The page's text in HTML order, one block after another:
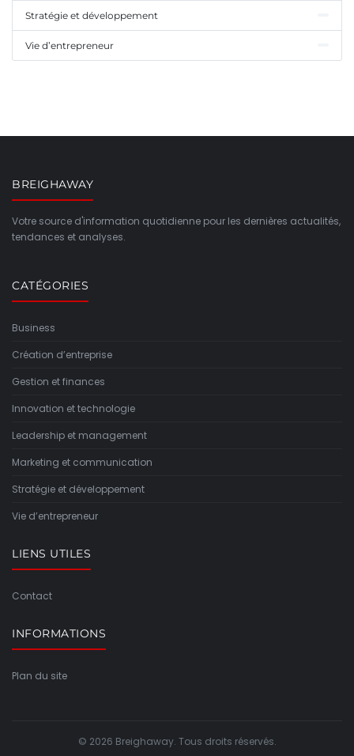
Stratégie et développement
Vie d’entrepreneur
BREIGHAWAY
Votre source d'information quotidienne pour les dernières actualités,
tendances et analyses.
CATÉGORIES
Business
Création d’entreprise
Gestion et finances
Innovation et technologie
Leadership et management
Marketing et communication
Stratégie et développement
Vie d’entrepreneur
LIENS UTILES
Contact
INFORMATIONS
Plan du site
© 2026 Breighaway. Tous droits réservés.